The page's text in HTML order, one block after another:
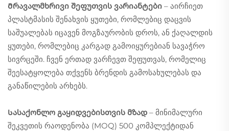
Მრავალმხრივი შეფუთვის ვარიანტები – აირჩიეთ
პლასტმასის შენახვის ყუთები, რომლებიც დაცვის
საშუალებას იცავენ მოგზაურობის დროს, ან ქაღალდის
ყუთები, რომლებიც კარგად გამოიყურებიან სავაჭრო
სივრცეში. ჩვენ ერთად ვარჩევთ შეფუთვას, რომელიც
შეესატყოლება თქვენს ბრენდის გამოსახულებას და
განაწილების არხებს.
Სასაქონლო გაყიდვებისთვის მზად – მინიმალური
შეკვეთის რაოდენობა (MOQ) 500 კომპლექტიდან